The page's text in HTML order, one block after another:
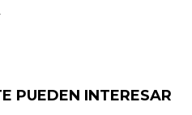
PUEDEN INTERESAR